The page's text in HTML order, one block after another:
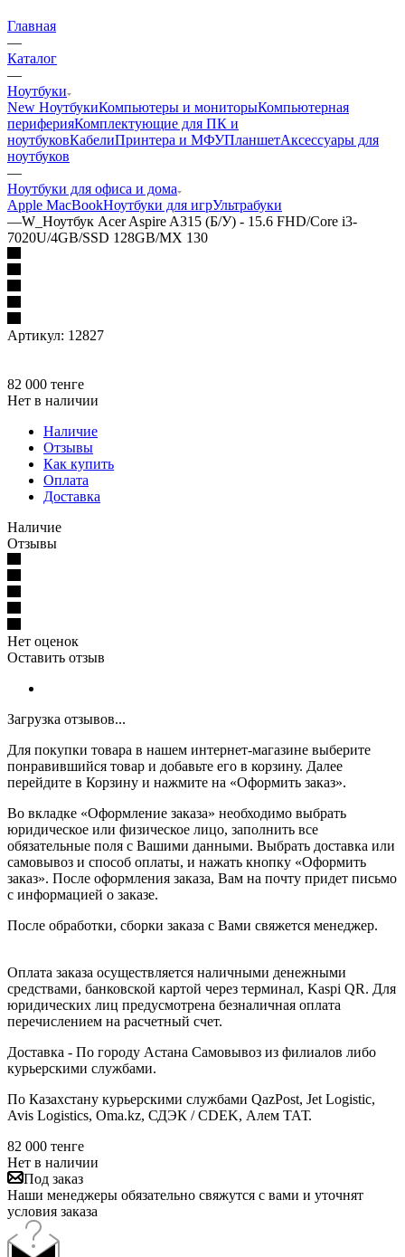
Главная
—
Каталог
—
Ноутбуки
New НоутбукиКомпьютеры и мониторыКомпьютерная
периферияКомплектующие для ПК и
ноутбуковКабелиПринтера и МФУПланшетАксессуары для
ноутбуков
—
Ноутбуки для офиса и дома
Apple MacBookНоутбуки для игрУльтрабуки
—W_Ноутбук Acer Aspire A315 (Б/У) - 15.6 FHD/Core i3-
7020U/4GB/SSD 128GB/MX 130
Артикул: 12827
82 000 тенге
Нет в наличии
Наличие
Отзывы
Как купить
Оплата
Доставка
Наличие
Отзывы
Нет оценок
Оставить отзыв
Загрузка отзывов...
Для покупки товара в нашем интернет-магазине выберите
понравившийся товар и добавьте его в корзину. Далее
перейдите в Корзину и нажмите на «Оформить заказ».
Во вкладке «Оформление заказа» необходимо выбрать
юридическое или физическое лицо, заполнить все
обязательные поля с Вашими данными. Выбрать доставка или
самовывоз и способ оплаты, и нажать кнопку «Оформить
заказ». После оформления заказа, Вам на почту придет письмо
с информацией о заказе.
После обработки, сборки заказа с Вами свяжется менеджер.
Оплата заказа осуществляется наличными денежными
средствами, банковской картой через терминал, Kaspi QR. Для
юридических лиц предусмотрена безналичная оплата
перечислением на расчетный счет.
Доставка - По городу Астана Самовывоз из филиалов либо
курьерскими службами.
По Казахстану курьерскими службами QazPost, Jet Logistic,
Avis Logistics, Oma.kz, СДЭК / CDEK, Алем ТАТ.
82 000 тенге
Нет в наличии
Под заказ
Наши менеджеры обязательно свяжутся с вами и уточнят
условия заказа